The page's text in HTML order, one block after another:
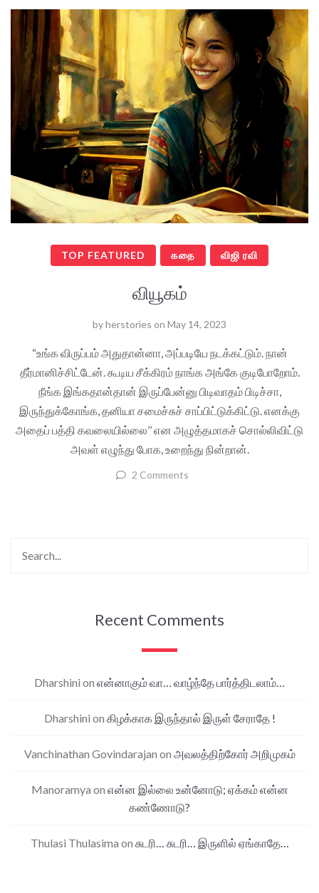
TOP FEATURED கதை விஜி ரவி
வியூகம்
byherstories on May 14, 2023
“உங்க விருப்பம் அதுதான்னா, அப்படியே நடக்கட்டும். நான்
தீர்மானிச்சிட்டேன். கூடிய சீக்கிரம் நாங்க அங்கே குடிபோறோம்.
நீங்க இங்கதான்தான் இருப்பேன்னு பிடிவாதம் பிடிச்சா,
இருந்துக்கோங்க, தனியா சமைச்சுச் சாப்பிட்டுக்கிட்டு. எனக்கு
அதைப் பத்தி கவலையில்லை’’ என அழுத்தமாகச் சொல்லிவிட்டு
அவள் எழுந்து போக, உறைந்து நின்றான்.
2 Comments
Recent Comments
Dharshini on என்னாகும் வா… வாழ்ந்தே பார்த்திடலாம்…
Dharshini on கிழக்காக இருந்தால் இருள் சேராதே !
Vanchinathan Govindarajan on அவலத்திற்கோர் அறிமுகம்
Manoramya on என்ன இல்லை உன்னோடு; ஏக்கம் என்ன
கண்ணோடு?
Thulasi Thulasima on சுடரி… சுடரி… இருளில் ஏங்காதே…